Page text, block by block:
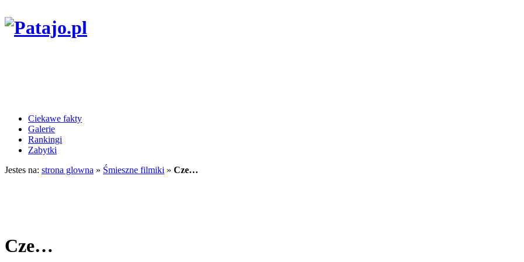
Ciekawe fakty
Galerie
Rankingi
Zabytki
Jestes na: strona glowna » Śmieszne filmiki » Cze…
Cze…